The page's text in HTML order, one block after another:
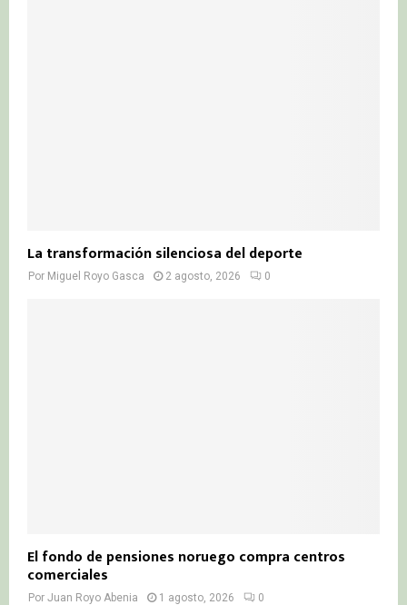
La transformación silenciosa del deporte
Por Miguel Royo Gasca 2 agosto, 2026 0
El fondo de pensiones noruego compra centros
comerciales
Por Juan Royo Abenia 1 agosto, 2026 0